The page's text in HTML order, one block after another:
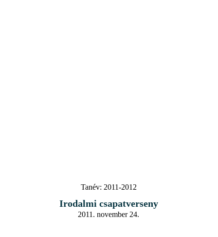
Tanév: 2011-2012
Irodalmi csapatverseny
2011. november 24.